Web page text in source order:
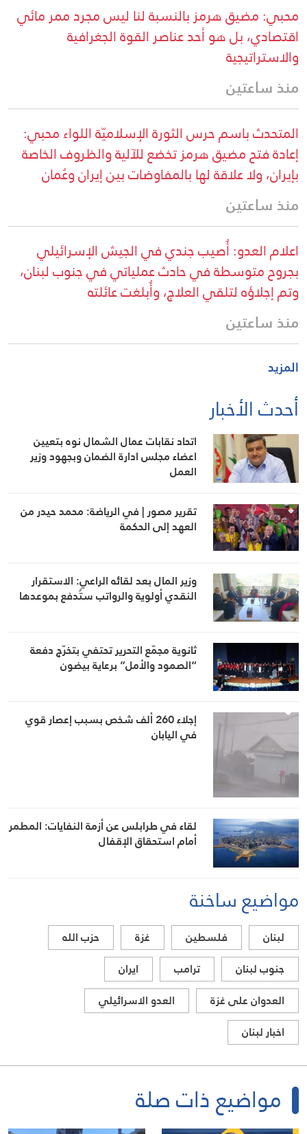
محبي: مضيق هرمز بالنسبة لنا ليس مجرد ممر مائي
اقتصادي، بل هو أحد عناصر القوة الجغرافية
والاستراتيجية
منذ ساعتين
المتحدث باسم حرس الثورة الإسلاميّة اللواء محبي:
إعادة فتح مضيق هرمز تخضع للآلية والظروف الخاصة
بإيران، ولا علاقة لها بالمفاوضات بين إيران وعُمان
منذ ساعتين
اعلام العدو: أُصيب جندي في الجيش الإسرائيلي
بجروح متوسطة في حادث عملياتي في جنوب لبنان،
وتم إجلاؤه لتلقي العلاج، وأُبلغت عائلته
منذ ساعتين
المزيد
أحدث الأخبار
اتحاد نقابات عمال الشمال نوه بتعيين
اعضاء مجلس ادارة الضمان وبجهود وزير
العمل
تقرير مصور | في الرياضة: محمد حيدر من
العهد إلى الحكمة
وزير المال بعد لقائه الراعي: الاستقرار
النقدي أولوية والرواتب ستُدفع بموعدها
ثانوية مجمّع التحرير تحتفي بتخرّج دفعة
“الصمود والأمل” برعاية بيضون
إجلاء 260 ألف شخص بسبب إعصار قوي
في اليابان
لقاء في طرابلس عن أزمة النفايات: المطمر
أمام استحقاق الإقفال
مواضيع ساخنة
لبنان فلسطين غزة
حزب الله
جنوب لبنان
ترامب
ايران
العدوان على غزة
العدو الاسرائيلي
اخبار لبنان
مواضيع ذات صلة